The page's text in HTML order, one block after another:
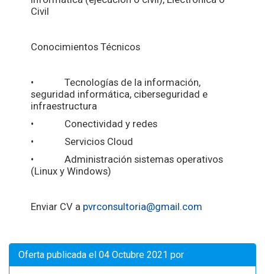
Civil
Conocimientos Técnicos
• Tecnologías de la información,
seguridad informática, ciberseguridad e
infraestructura
• Conectividad y redes
• Servicios Cloud
• Administración sistemas operativos
(Linux y Windows)
Enviar CV a pvrconsultoria@gmail.com
Oferta publicada el 04 Octubre 2021 por